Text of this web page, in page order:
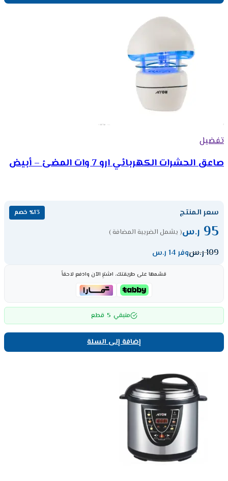
تفضيل
صاعق الحشرات الكهربائي ارو 7 وات المضئ – أبيض
سعر المنتج ٪13 خصم
95 ر.س( يشمل الضريبة المضافة )
109ر.سوفر 14 ر.س
قسّمها على طريقتك، اشترِ الآن وادفع لاحقاً
متبقي 5 قطع
إضافة إلى السلة